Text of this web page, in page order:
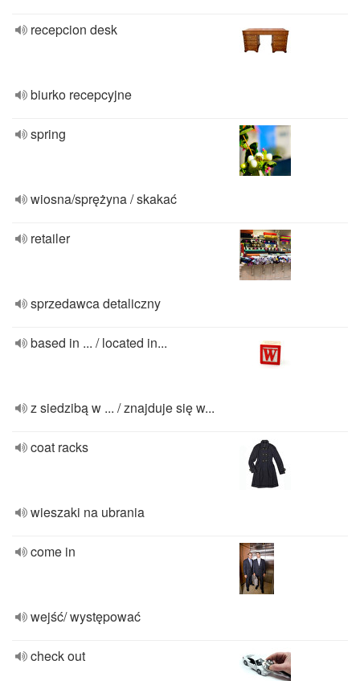
recepcion desk
biurko recepcyjne
spring
wiosna/sprężyna / skakać
retailer
sprzedawca detaliczny
based in ... / located in...
z siedzibą w ... / znajduje się w...
coat racks
wieszaki na ubrania
come in
wejść/ występować
check out